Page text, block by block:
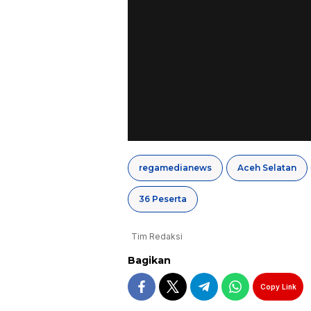
regamedianews Aceh Selatan
36 Peserta
Tim Redaksi
Bagikan
Copy Link